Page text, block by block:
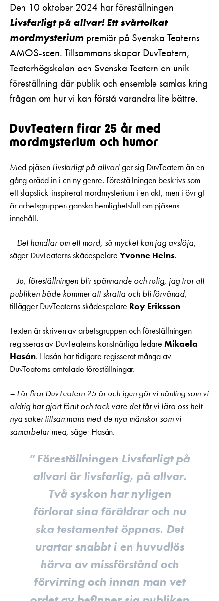
Den 10 oktober 2024 har föreställningen
Livsfarligt på allvar! Ett svårtolkat
mordmysterium premiär på Svenska Teaterns
AMOS-scen. Tillsammans skapar DuvTeatern,
Teaterhögskolan och Svenska Teatern en unik
föreställning där publik och ensemble samlas kring
frågan om hur vi kan förstå varandra lite bättre.
DuvTeatern firar 25 år med
mordmysterium och humor
Med pjäsen Livsfarligt på allvar!ger sig DuvTeatern än en
gång orädd in i en ny genre. Föreställningen beskrivs som
ett slapstick-inspirerat mordmysterium i en akt, men i övrigt
är arbetsgruppen ganska hemlighetsfull om pjäsens
innehåll.
– Det handlar om ett mord, så mycket kan jag avslöja,
säger DuvTeaterns skådespelare Yvonne Heins.
– Jo, föreställningen blir spännande och rolig, jag tror att
publiken både kommer att skratta och bli förvånad,
tillägger DuvTeaterns skådespelare Roy Eriksson
Texten är skriven av arbetsgruppen och föreställningen
regisseras av DuvTeaterns konstnärliga ledare Mikaela
Hasán. Hasán har tidigare regisserat många av
DuvTeaterns omtalade föreställningar.
– I år firar DuvTeatern 25 år och igen gör vi nånting som vi
aldrig har gjort förut och tack vare det får vi lära oss helt
nya saker tillsammans med de nya mänskor som vi
samarbetar med, säger Hasán.
Föreställningen Livsfarligt på
allvar! är livsfarlig, på allvar.
Två syskon har nyligen
förlorat sina föräldrar och nu
ska testamentet öppnas. Det
urartar snabbt i en huvudlös
härva av missförstånd och
förvirring och innan man vet